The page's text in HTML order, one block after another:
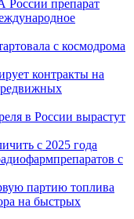
препарат
с космодрома
контракты на
в России вырастут
с 2025 года
с
партию топлива
на быстрых